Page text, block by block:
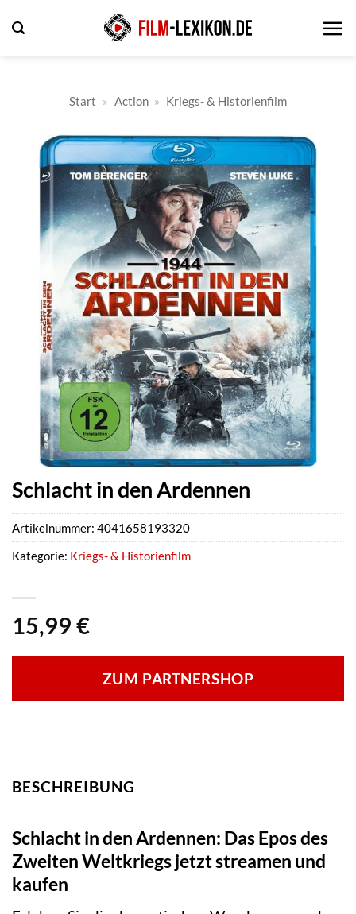
Inhalt
Start » Action » Kriegs- & Historienfilm
Schlacht in den Ardennen
15,99 €
ZUM PARTNERSHOP
Artikelnummer: 4041658193320
Kategorie: Kriegs- & Historienfilm
BESCHREIBUNG
Schlacht in den Ardennen: Das Epos des
Zweiten Weltkriegs jetzt streamen und
kaufen